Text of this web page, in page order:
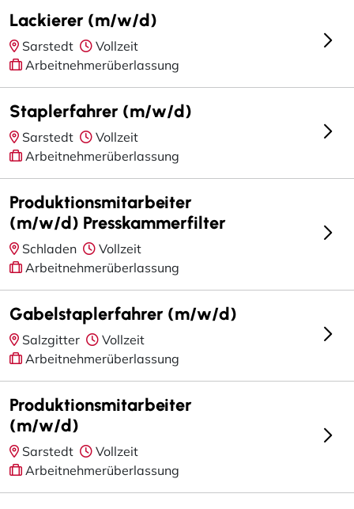
Lackierer (m/w/d)
Sarstedt
Vollzeit
Arbeitnehmerüberlassung
Staplerfahrer (m/w/d)
Sarstedt
Vollzeit
Arbeitnehmerüberlassung
Produktionsmitarbeiter
(m/w/d) Presskammerfilter
Schladen
Vollzeit
Arbeitnehmerüberlassung
Gabelstaplerfahrer (m/w/d)
Salzgitter
Vollzeit
Arbeitnehmerüberlassung
Produktionsmitarbeiter
(m/w/d)
Sarstedt
Vollzeit
Arbeitnehmerüberlassung